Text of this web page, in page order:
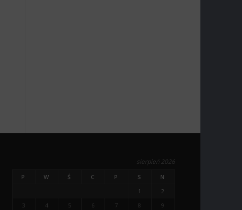
sierpień 2026
P W Ś C P S
N
1
2
3
4 5 6 7 8 9